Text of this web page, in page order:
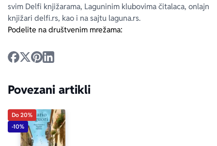
svim Delfi knjižarama, Laguninim klubovima čitalaca, onlajn
knjižari delfi.rs, kao i na sajtu laguna.rs.
Podelite na društvenim mrežama:
Povezani artikli
Do 20%
-10%